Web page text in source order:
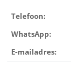
Telefoon:
WhatsApp:
E-mailadres: